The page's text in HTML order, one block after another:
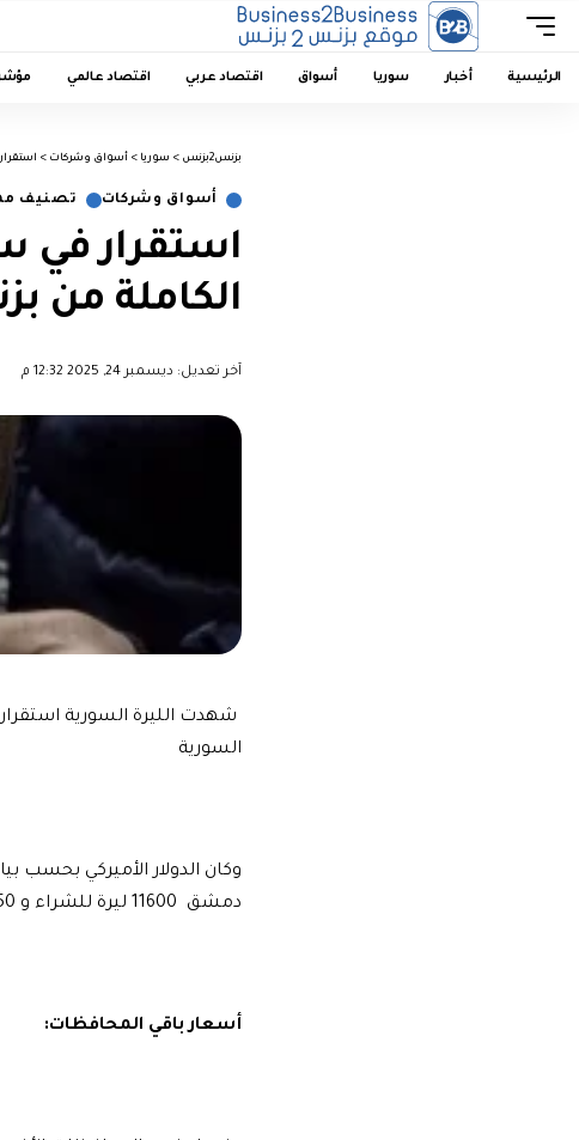
الرئيسية أخبار سوريا أسواق اقتصاد عربي اقتصاد عالمي
بزنس2بزنس > سوريا > أسواق وشركات >
أسواق وشركات تصنيف
استقرار في
الكاملة من
آخر تعديل: ديسمبر 24, 2025 12:32 م
شهدت الليرة السورية
السورية
دمشق 11600 ليرة للشراء و 11650 ليرة سورية للمبيع .
أسعار باقي المحافظات: